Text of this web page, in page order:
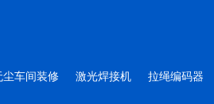
尘车间装修 激光焊接机 拉绳编码器